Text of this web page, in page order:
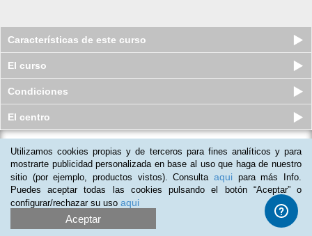
Características de este curso
El curso
Condiciones
El centro
Curso en línea (Online) de
Captación de Clientes
Plazas disponibles
$980mxn $399mxn
Utilizamos cookies propias y de terceros para fines analíticos y para
mostrarte publicidad personalizada en base al uso que haga de nuestro
sitio (por ejemplo, productos vistos). Consulta aqui para más Info.
Puedes aceptar todas las cookies pulsando el botón “Aceptar” o
configurar/rechazar su uso aqui
Aceptar